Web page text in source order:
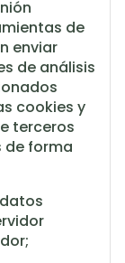
de
enviar
de análisis
cookies y
terceros
de forma